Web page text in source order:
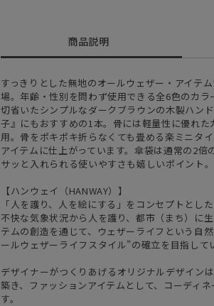
商品説明
すっきりとした無地のオールウェザー・アイテ
場。年齢・性別を問わず使用できる全6色のカ
切省いたシンプルなダークブラウンの木製ハン
子』にもおすすめの1本。骨には軽量性に優れ
用。骨をポキポキ折らなくても畳める楽ミニタ
アイテムに仕上がっています。傘袋は通常の2倍
サッと入れられる使いやすさも嬉しいポイント。
【ハンウェイ（HANWAY）】
「人を護り、人を絵にする」をコンセプトとし
不快な気象状況から人を護り、都市（まち）に
テムの創造を通じて、ウェザーライフという自
ールウェザーライフスタイル”の確立を目指して
デザイナーがつくりあげるオリジナルデザイン
築き、ファッションアイテムとして、コーディ
す。